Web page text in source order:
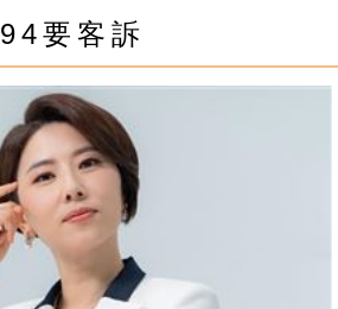
94要客訴